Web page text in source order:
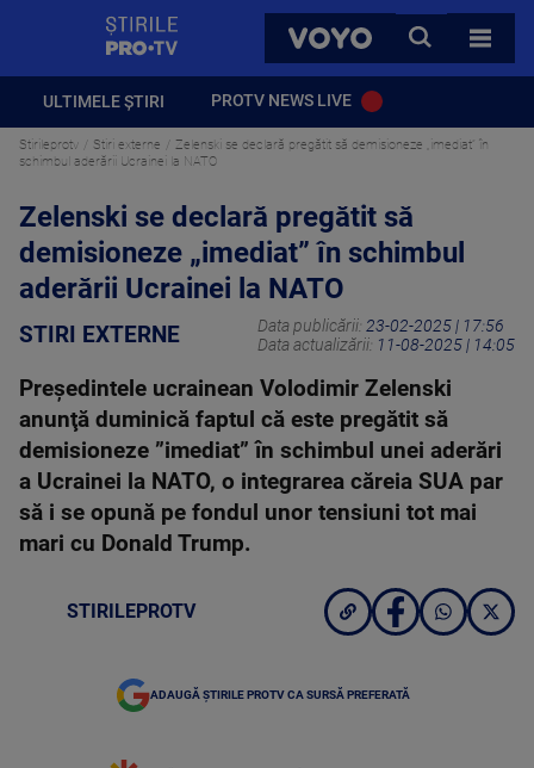
VOYO
CAUTA
TOATE
ULTIMELE ȘTIRI PROTV NEWS LIVE
Stirileprotv Stiri externe
Zelenski se declară pregătit să demisioneze „imediat” în
schimbul aderării Ucrainei la NATO
Zelenski se declară pregătit să
demisioneze „imediat” în schimbul
aderării Ucrainei la NATO
STIRI EXTERNE Data publicării: 23-02-2025 | 17:56
Data actualizării: 11-08-2025 | 14:05
Preşedintele ucrainean Volodimir Zelenski
anunţă duminică faptul că este pregătit să
demisioneze ”imediat” în schimbul unei aderări
a Ucrainei la NATO, o integrarea căreia SUA par
să i se opună pe fondul unor tensiuni tot mai
mari cu Donald Trump.
STIRILEPROTV
ADAUGĂ ȘTIRILE PROTV CA SURSĂ PREFERATĂ